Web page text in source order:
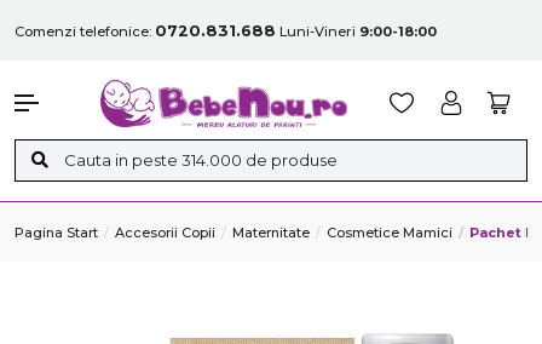
Comenzi telefonice: 0720.831.688 Luni-Vineri 9:00-18:00
Pagina Start Accesorii Copii Maternitate Cosmetice Mamici Pachet